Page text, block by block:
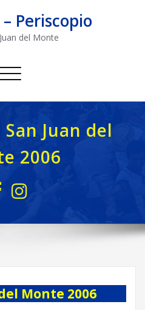
Periscopio
del Monte
Alternar
Juan del
2006
Monte 2006